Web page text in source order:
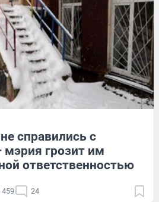
справились с
мэрия грозит им
ответственностью
459 24